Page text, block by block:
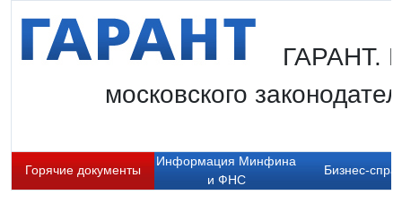
ГАРАНТ.
московского
Горячие документы
Информация Минфина
и ФНС
Бизнес-